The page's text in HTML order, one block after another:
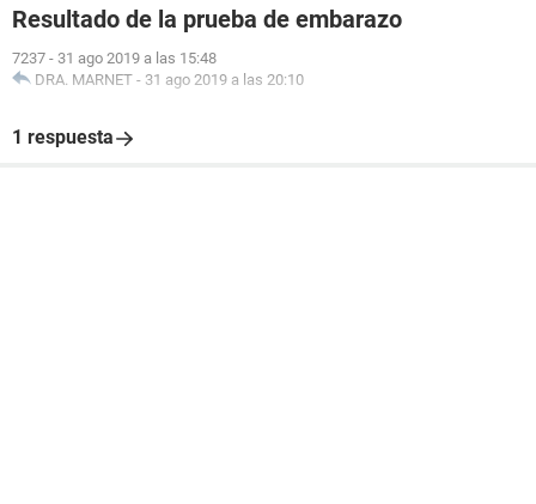
Resultado de la prueba de embarazo
7237 - 31 ago 2019 a las 15:48
DRA. MARNET - 31 ago 2019 a las 20:10
1 respuesta